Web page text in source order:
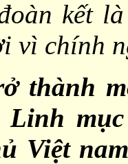
kết
vì chính
thành
Linh
Việt